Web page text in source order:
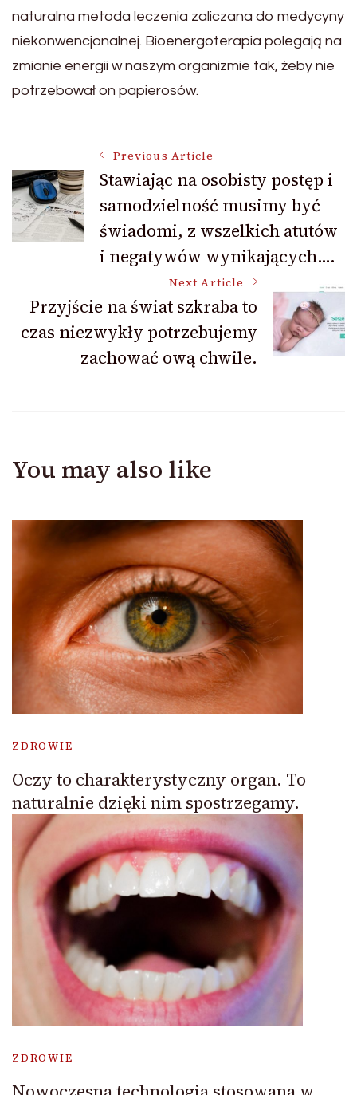
naturalna metoda leczenia zaliczana do medycyny
niekonwencjonalnej. Bioenergoterapia polegają na
zmianie energii w naszym organizmie tak, żeby nie
potrzebował on papierosów.
Post
Navigation
Previous Article
Stawiając na osobisty postęp i
samodzielność musimy być
świadomi, z wszelkich atutów
i negatywów wynikających….
Next Article
Przyjście na świat szkraba to
czas niezwykły potrzebujemy
zachować ową chwile.
You may also like
ZDROWIE
Oczy to charakterystyczny organ. To
naturalnie dzięki nim spostrzegamy.
ZDROWIE